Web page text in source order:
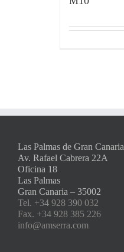
Las Palmas de Gran Canaria
Av. Rafael Cabrera 22A
Oficina 18
Las Palmas
Gran Canaria – 35002
Tel. +34 928 390 032
Fax. +34 928 385 226
info@amserra.com